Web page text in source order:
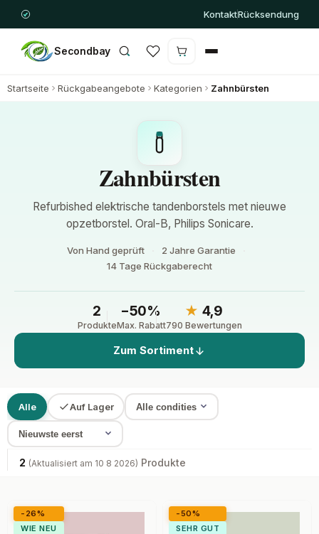
KontaktRücksendung
Secondbay
Warenkorb ist leer
Startseite Rückgabeangebote Kategorien Zahnbürsten
Zahnbürsten
Refurbished elektrische tandenborstels met nieuwe
opzetborstel. Oral-B, Philips Sonicare.
Von Hand geprüft
2 Jahre Garantie
14 Tage Rückgaberecht
2
Produkte
−50%
Max. Rabatt
★ 4,9
790 Bewertungen
Zum Sortiment
Alle Auf Lager
2 (Aktualisiert am 10 8 2026) Produkte
-26%
WIE NEU
-50%
SEHR GUT